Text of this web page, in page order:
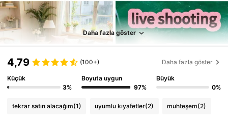
Daha fazla göster
4,79 (100+) Daha fazla göster
Küçük
3%
Boyuta uygun
97%
Büyük
0%
tekrar satın alacağım(1) uyumlu kıyafetler(2) muhteşem(2)